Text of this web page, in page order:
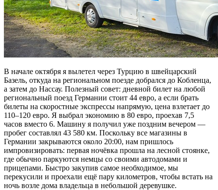
В начале октября я вылетел через Турцию в швейцарский
Базель, откуда на региональном поезде добрался до Кобленца,
а затем до Нассау. Полезный совет: дневной билет на любой
региональный поезд Германии стоит 44 евро, а если брать
билеты на скоростные экспрессы напрямую, цена взлетает до
110–120 евро. Я выбрал экономию в 80 евро, проехав 7,5
часов вместо 6. Машину я получил уже поздним вечером —
пробег составлял 43 580 км. Поскольку все магазины в
Германии закрываются около 20:00, нам пришлось
импровизировать: первая ночёвка прошла на лесной стоянке,
где обычно паркуются немцы со своими автодомами и
прицепами. Быстро закупив самое необходимое, мы
перекусили и проехали ещё пару километров, чтобы встать на
ночь возле дома владельца в небольшой деревушке.